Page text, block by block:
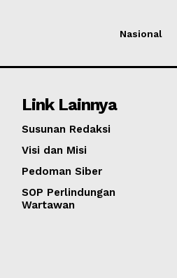
Nasional
Link Lainnya
Susunan Redaksi
Visi dan Misi
Pedoman Siber
SOP Perlindungan
Wartawan